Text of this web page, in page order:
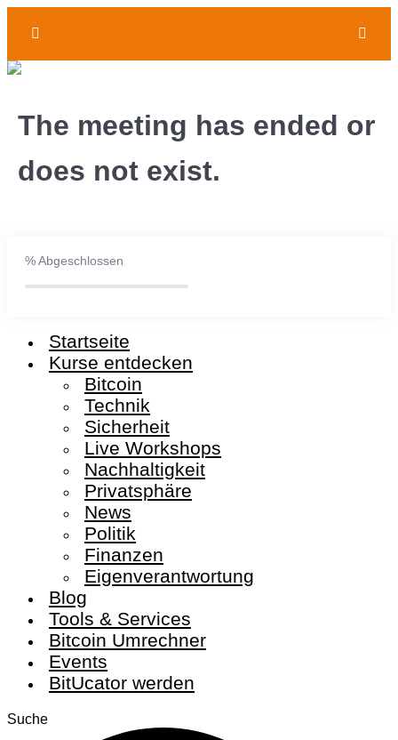
Live-Workshop
The meeting has ended or
does not exist.
%Abgeschlossen
Startseite
Kurse entdecken
Bitcoin
Technik
Sicherheit
Live Workshops
Nachhaltigkeit
Privatsphäre
News
Politik
Finanzen
Eigenverantwortung
Blog
Tools & Services
Bitcoin Umrechner
Events
BitUcator werden
Suche